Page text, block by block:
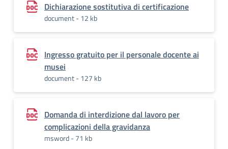
Dichiarazione sostitutiva di certificazione
document - 12 kb
Ingresso gratuito per il personale docente ai
musei
document - 127 kb
Domanda di interdizione dal lavoro per
complicazioni della gravidanza
msword - 71 kb